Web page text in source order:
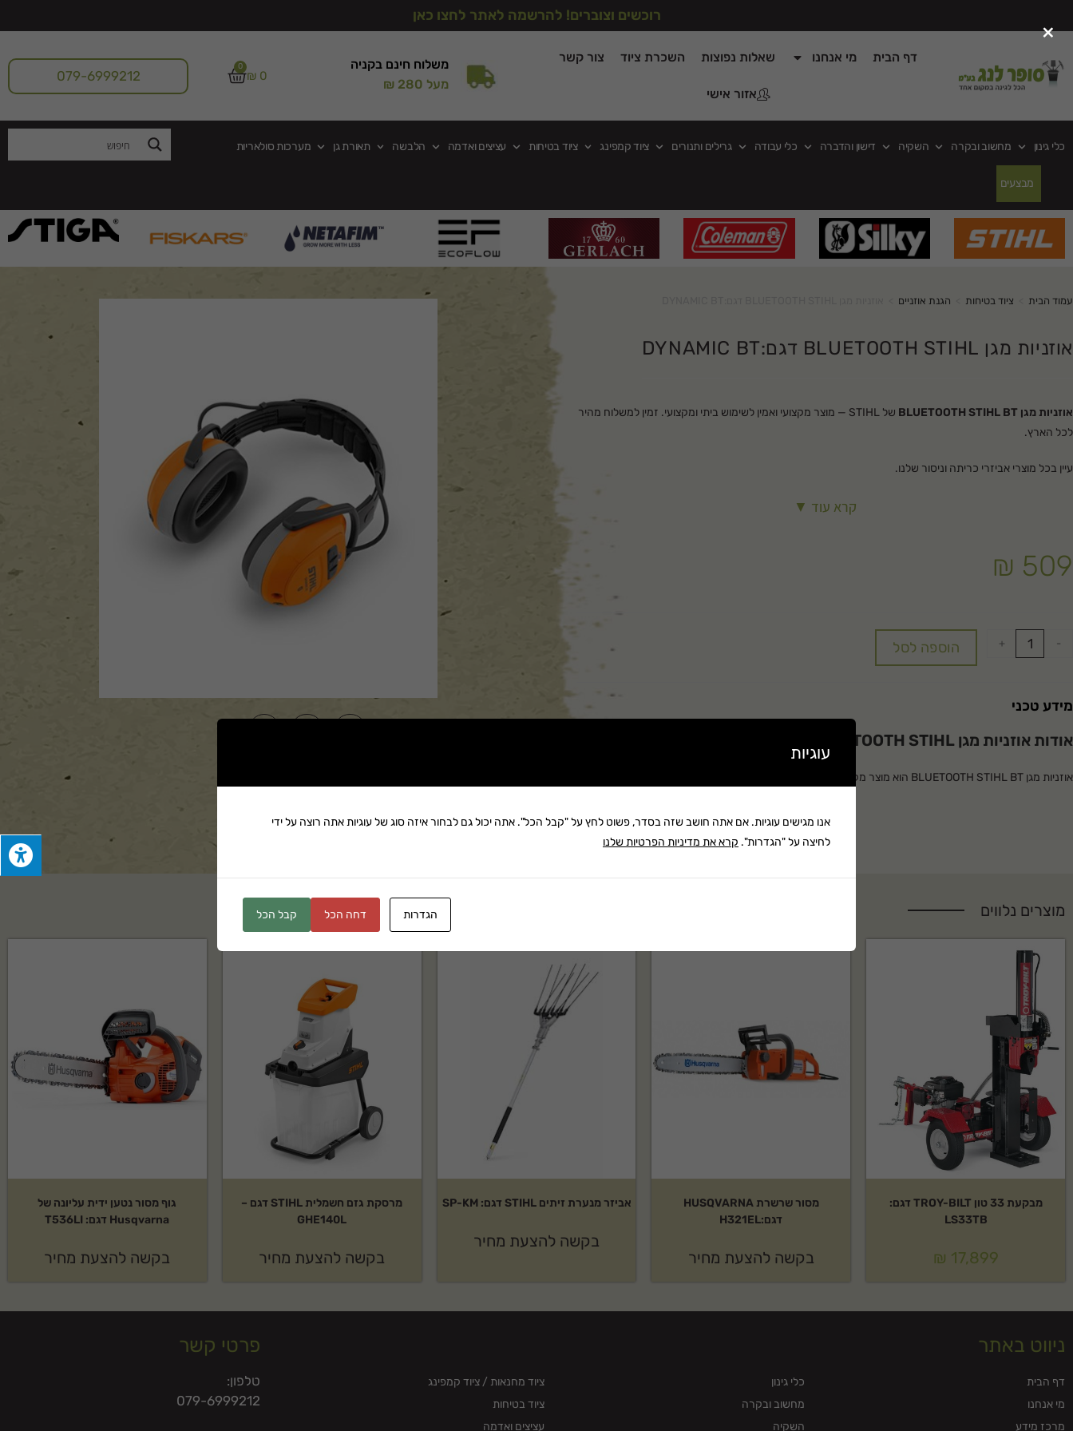
רוכשים וצוברים! להרשמה לאתר לחצו כאן
דף הבית מי אנחנו שאלות נפוצות השכרת ציוד צור קשר
אזור אישי
משלוח חינם בקניה
מעל 280 ₪
₪0
0
079-6999212
כלי גינון מחשוב ובקרה השקיה דישון והדברה כלי עבודה גרילים ותנורים ציוד קמפינג ציוד בטיחות עציצים ואדמה הלבשה תאורת גן מערכות סולאריות
מבצעים
עמוד הבית ציוד בטיחות הגנת אוזניים
אוזניות מגן BLUETOOTH STIHL דגם:DYNAMIC BT
אוזניות מגן BLUETOOTH STIHL BT
של STIHL — מוצר מקצועי ואמין לשימוש ביתי ומקצועי. זמין למשלוח מהיר
לכל הארץ.
עיין בכל מוצרי אביזרי כריתה וניסור שלנו.
קרא עוד ▼
₪ 509
-
+ הוספה לסל
מידע טכני
אודות אוזניות מגן BLUETOOTH STIHL דגם:DYNAMIC BT
למה לקנות אצלנו?
סופר לנג בע"מ מציעה מגוון רחב של כלי גינון וציוד מקצועי עם אחריות יצרן מלאה, שירות לאחר מכירה ותמיכה
טכנית בעברית. משלוח מהיר לכל הארץ.
שאלות נפוצות על אוזניות מגן BLUETOOTH STIHL דגם:DYNAMIC BT
למי מתאים אוזניות מגן BLUETOOTH STIHL דגם:DYNAMIC BT?
וניסור. מוצר אמין ועמיד לאורך זמן.
מה אפשרויות המשלוח?
אנחנו מציעים משלוח מהיר לכל הארץ. ניתן לתאם גם איסוף עצמי.
שתף:
זמן אספקה:עד 8 ימי עסקים
מוצרים נלווים
מבקעת 33 טון TROY-BILT דגם:
LS33TB
₪ 17,899
מסור שרשרת HUSQVARNA
דגם:H321EL
בקשה להצעת מחיר
אביזר מנערת זיתים STIHL דגם: SP-KM
בקשה להצעת מחיר
מרסקת גזם חשמלית STIHL דגם –
GHE140L
בקשה להצעת מחיר
גוף מסור נטען ידית עליונה של
Husqvarna דגם: T536LI
בקשה להצעת מחיר
ניווט באתר
דף הבית
מי אנחנו
מרכז מידע
כלי גינון
מחשוב ובקרה
השקיה
ציוד מחנאות / ציוד קמפינג
ציוד בטיחות
עציצים ואדמה
פרטי קשר
טלפון:
079-6999212
×
עוגיות
אנו מגישים עוגיות. אם אתה חושב שזה בסדר, פשוט לחץ על "קבל הכל". אתה יכול גם לבחור איזה סוג של עוגיות אתה רוצה על ידי
לחיצה על "הגדרות". קרא את מדיניות הפרטיות שלנו
הגדרות דחה הכל קבל הכל